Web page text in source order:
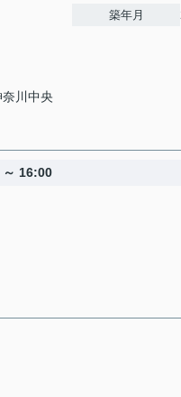
奈川中央
築年月
16:00